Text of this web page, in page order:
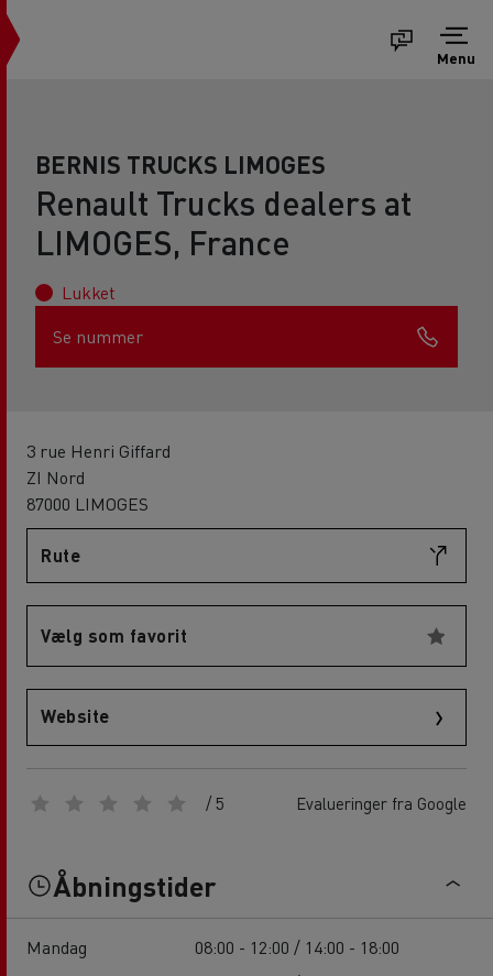
Menu
BERNIS TRUCKS LIMOGES
Renault Trucks dealers at
LIMOGES, France
Lukket
Se nummer
3 rue Henri Giffard
ZI Nord
87000 LIMOGES
Rute
Vælg som favorit
Website
/ 5 Evalueringer fra Google
Åbningstider
Mandag
08:00 - 12:00 / 14:00 - 18:00